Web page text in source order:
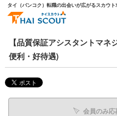
タイ（バンコク）転職の出会いが広がるスカウト
【品質保証アシスタントマ
便利・好待遇)
会員のみ